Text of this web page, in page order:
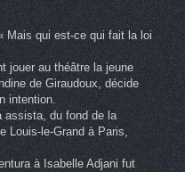
Mais qui est-ce qui fait la loi
jouer au théâtre la jeune
de Giraudoux, décide
intention.
assista, du fond de la
Louis-le-Grand à Paris,
à Isabelle Adjani fut